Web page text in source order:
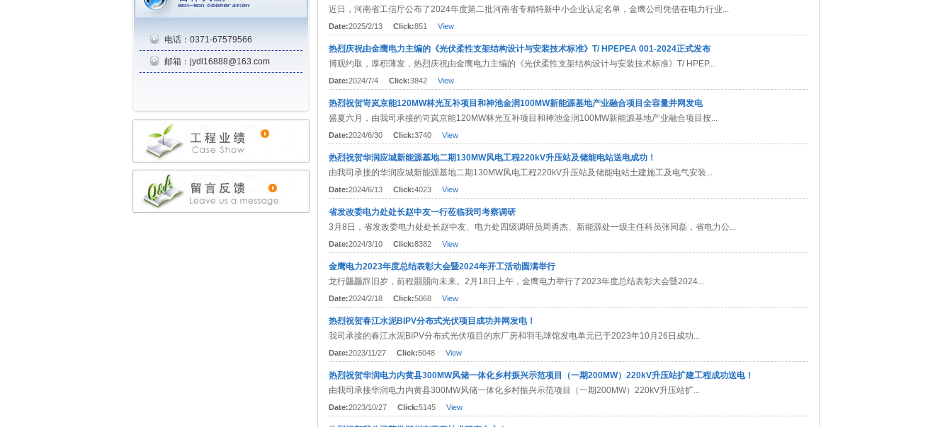
电话：0371-67579566
邮箱：jydl16888@163.com
近日，河南省工信厅公布了2024年度第二批河南省专精特新中小企业认定名单，金鹰公司凭借在电力行业...
Date:2025/2/13 Click:851 View
热烈庆祝由金鹰电力主编的《光伏柔性支架结构设计与安装技术标准》T/ HPEPEA 001-2024正式发布
博观约取，厚积薄发，热烈庆祝由金鹰电力主编的《光伏柔性支架结构设计与安装技术标准》T/ HPEP...
Date:2024/7/4 Click:3842 View
热烈祝贺岢岚京能120MW林光互补项目和神池金润100MW新能源基地产业融合项目全容量并网发电
盛夏六月，由我司承接的岢岚京能120MW林光互补项目和神池金润100MW新能源基地产业融合项目按...
Date:2024/6/30 Click:3740 View
热烈祝贺华润应城新能源基地二期130MW风电工程220kV升压站及储能电站送电成功！
由我司承接的华润应城新能源基地二期130MW风电工程220kV升压站及储能电站土建施工及电气安装...
Date:2024/6/13 Click:4023 View
省发改委电力处处长赵中友一行莅临我司考察调研
3月8日，省发改委电力处处长赵中友、电力处四级调研员周勇杰、新能源处一级主任科员张同磊，省电力公...
Date:2024/3/10 Click:8382 View
金鹰电力2023年度总结表彰大会暨2024年开工活动圆满举行
龙行龘龘辞旧岁，前程朤朤向未来。2月18日上午，金鹰电力举行了2023年度总结表彰大会暨2024...
Date:2024/2/18 Click:5068 View
热烈祝贺春江水泥BIPV分布式光伏项目成功并网发电！
我司承接的春江水泥BIPV分布式光伏项目的东厂房和羽毛球馆发电单元已于2023年10月26日成功...
Date:2023/11/27 Click:5048 View
热烈祝贺华润电力内黄县300MW风储一体化乡村振兴示范项目（一期200MW）220kV升压站扩建工程成功送电！
由我司承接华润电力内黄县300MW风储一体化乡村振兴示范项目（一期200MW）220kV升压站扩...
Date:2023/10/27 Click:5145 View